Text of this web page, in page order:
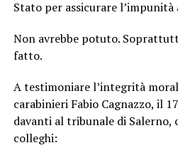
Stato per assicurare
Non avrebbe potuto.
fatto.
A testimoniare l’integrità
carabinieri Fabio Cagnazzo, il
davanti al tribunale di Salerno,
colleghi: